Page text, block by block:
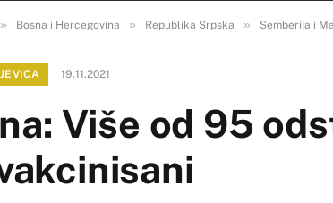
» Bosna i Hercegovina » Republika Srpska » Semberija i
19.11.2021
Više od 95